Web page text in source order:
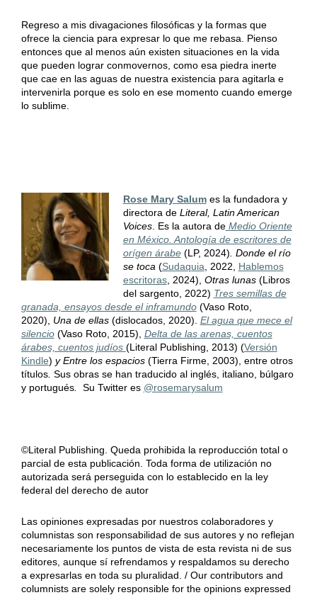
Regreso a mis divagaciones filosóficas y la formas que
ofrece la ciencia para expresar lo que me rebasa. Pienso
entonces que al menos aún existen situaciones en la vida
que pueden lograr conmovernos, como esa piedra inerte
que cae en las aguas de nuestra existencia para agitarla e
intervenirla porque es solo en ese momento cuando emerge
lo sublime.
Rose Mary Salumes la fundadora y
directora de Literal, Latin American
Voices. Es la autora deMedio Oriente
en México. Antología de escritores de
orígen árabe(LP, 2024) . Donde el río
se toca (Sudaquia , 2022, Hablemos
escritoras, 2024), Otras lunas(Libros
del sargento, 2022) Tres semillas de
granada, ensayos desde el inframundo(Vaso Roto,
2020), Una de ellas(dislocados, 2020). El agua que mece el
silencio(Vaso Roto, 2015), Delta de las arenas, cuentos
árabes, cuentos judíos (Literal Publishing, 2013) (Versión
Kindle) y Entre los espacios (Tierra Firme, 2003), entre otros
títulos. Sus obras se han traducido al inglés, italiano, búlgaro
y portugués. Su Twitter es @rosemarysalum
©Literal Publishing. Queda prohibida la reproducción total o
parcial de esta publicación. Toda forma de utilización no
autorizada será perseguida con lo establecido en la ley
federal del derecho de autor
Las opiniones expresadas por nuestros colaboradores y
columnistas son responsabilidad de sus autores y no reflejan
necesariamente los puntos de vista de esta revista ni de sus
editores, aunque sí refrendamos y respaldamos su derecho
a expresarlas en toda su pluralidad. / Our contributors and
columnists are solely responsible for the opinions expressed